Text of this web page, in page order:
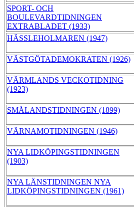
SPORT- OCH
BOULEVARDTIDNINGEN
EXTRABLADET (1933)
HÄSSLEHOLMAREN (1947)
VÄSTGÖTADEMOKRATEN (1926)
VÄRMLANDS VECKOTIDNING
(1923)
SMÅLANDSTIDNINGEN (1899)
VÄRNAMOTIDNINGEN (1946)
NYA LIDKÖPINGSTIDNINGEN
(1903)
NYA LÄNSTIDNINGEN NYA
LIDKÖPINGSTIDNINGEN (1961)